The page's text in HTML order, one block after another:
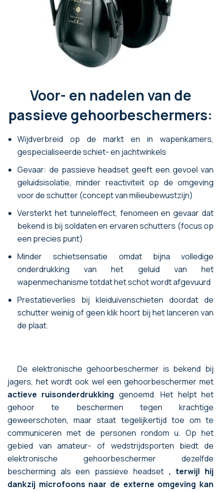
Voor- en nadelen van de
passieve gehoorbeschermers:
Wijdverbreid op de markt en in wapenkamers,
gespecialiseerde schiet- en jachtwinkels
Gevaar: de passieve headset geeft een gevoel van
geluidsisolatie, minder reactiviteit op de omgeving
voor de schutter (concept van milieubewustzijn)
Versterkt het tunneleffect, fenomeen en gevaar dat
bekend is bij soldaten en ervaren schutters (focus op
een precies punt)
Minder schietsensatie omdat bijna volledige
onderdrukking van het geluid van het
wapenmechanisme totdat het schot wordt afgevuurd
Prestatieverlies bij kleiduivenschieten doordat de
schutter weinig of geen klik hoort bij het lanceren van
de plaat.
De elektronische gehoorbeschermer is bekend bij
jagers, het wordt ook wel een gehoorbeschermer met
actieve ruisonderdrukking genoemd. Het helpt het
gehoor te beschermen tegen krachtige
geweerschoten, maar staat tegelijkertijd toe om te
communiceren met de personen rondom u. Op het
gebied van amateur- of wedstrijdsporten biedt de
elektronische gehoorbeschermer dezelfde
bescherming als een passieve headset , terwijl hij
dankzij microfoons naar de externe omgeving kan